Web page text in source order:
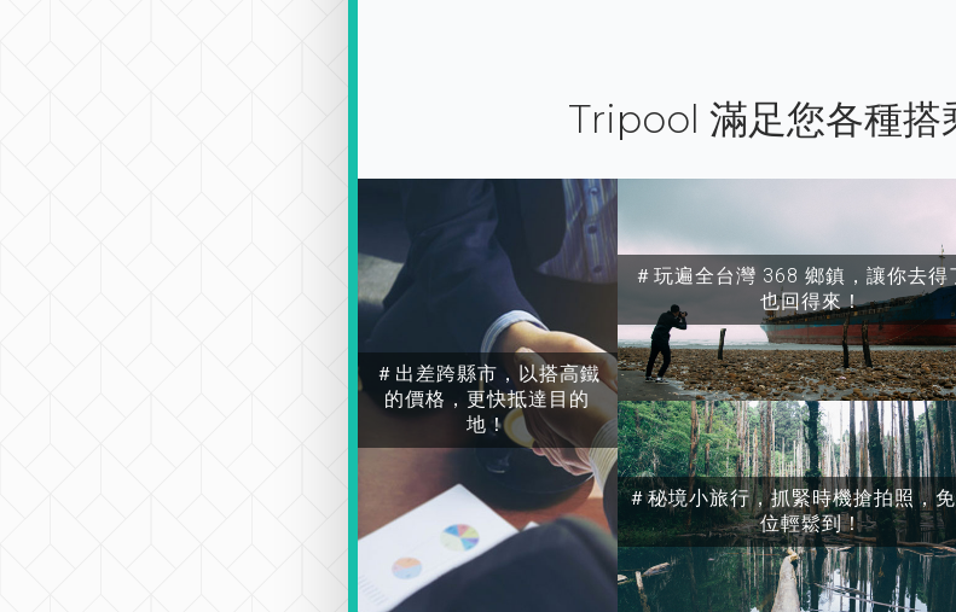
Tripool 滿足您各種搭
＃出差跨縣市，以搭高鐵
的價格，更快抵達目的
地！
＃玩遍全台灣 368 鄉鎮，讓你去得
也回得來！
＃秘境小旅行，抓緊時機搶拍照，
位輕鬆到！